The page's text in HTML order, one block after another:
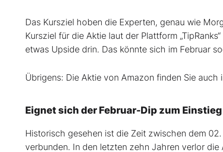
Das Kursziel hoben die Experten, genau wie
Kursziel für die Aktie laut der Plattform
etwas Upside drin. Das könnte sich im Februar
Übrigens: Die Aktie von Amazon finden Sie auch
Eignet sich der Februar-Dip zum
Historisch gesehen ist die Zeit zwischen dem
verbunden. In den letzten zehn Jahren verlor die